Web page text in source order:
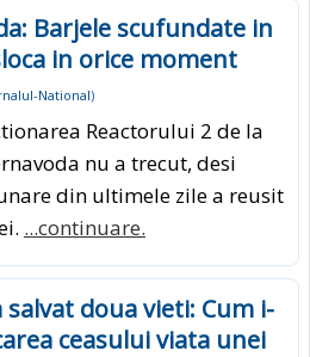
Barjele scufundate in
in orice moment
National)
Reactorului 2 de la
nu a trecut, desi
din ultimele zile a reusit
...continuare.
salvat doua vieti: Cum i-
ceasului viata unei